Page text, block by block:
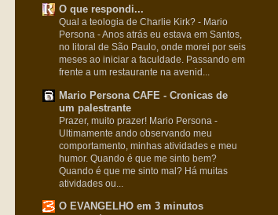
O que respondi...
Qual a teologia de Charlie Kirk? - Mario
Persona -Anos atrás eu estava em Santos,
no litoral de São Paulo, onde morei por seis
meses ao iniciar a faculdade. Passando em
frente a um restaurante na avenid...
Mario Persona CAFE - Cronicas de
um palestrante
Prazer, muito prazer! Mario Persona -
Ultimamente ando observando meu
comportamento, minhas atividades e meu
humor. Quando é que me sinto bem?
Quando é que me sinto mal? Há muitas
atividades ou...
O EVANGELHO em 3 minutos